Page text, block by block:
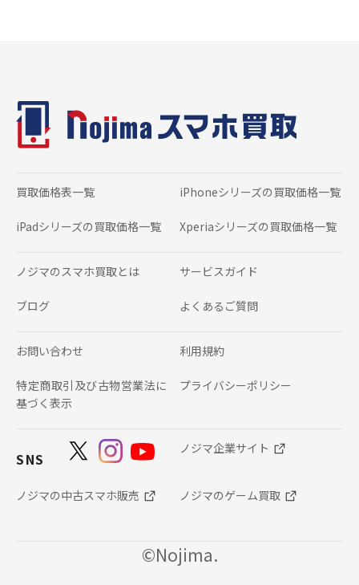
買取価格表一覧 iPhoneシリーズの 買取価格一覧
iPadシリーズの 買取価格一覧 Xperiaシリーズの 買取価格一覧
ノジマのスマホ買取とは サービスガイド
ブログ よくあるご質問
お問い合わせ 利用規約
特定商取引及び古物営業法に
基づく表示
プライバシーポリシー
SNS
ノジマ企業サイト
ノジマの中古スマホ販売 ノジマのゲーム買取
©Nojima.